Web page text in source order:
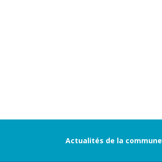
Actualités de la commune